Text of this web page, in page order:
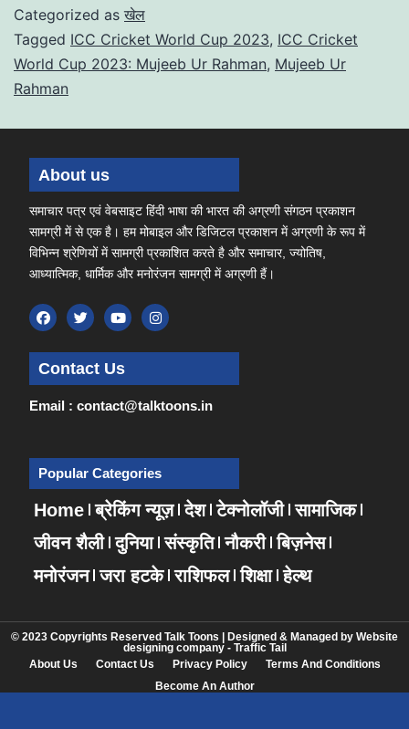
Categorized as खेल
Tagged ICC Cricket World Cup 2023, ICC Cricket
World Cup 2023: Mujeeb Ur Rahman, Mujeeb Ur
Rahman
About us
समाचार पत्र एवं वेबसाइट हिंदी भाषा की भारत की अग्रणी संगठन प्रकाशन
सामग्री में से एक है। हम मोबाइल और डिजिटल प्रकाशन में अग्रणी के रूप में
विभिन्न श्रेणियों में सामग्री प्रकाशित करते है और समाचार, ज्योतिष,
आध्यात्मिक, धार्मिक और मनोरंजन सामग्री में अग्रणी हैं।
Contact Us
Email : contact@talktoons.in
Popular Categories
Home ब्रेकिंग न्यूज़ देश टेक्नोलॉजी सामाजिक
जीवन शैली दुनिया संस्कृति नौकरी बिज़नेस
मनोरंजन जरा हटके राशिफल शिक्षा हेल्थ
© 2023 Copyrights Reserved Talk Toons | Designed & Managed by Website
designing company- Traffic Tail
About Us
Contact Us Privacy Policy
Terms And Conditions
Become An Author